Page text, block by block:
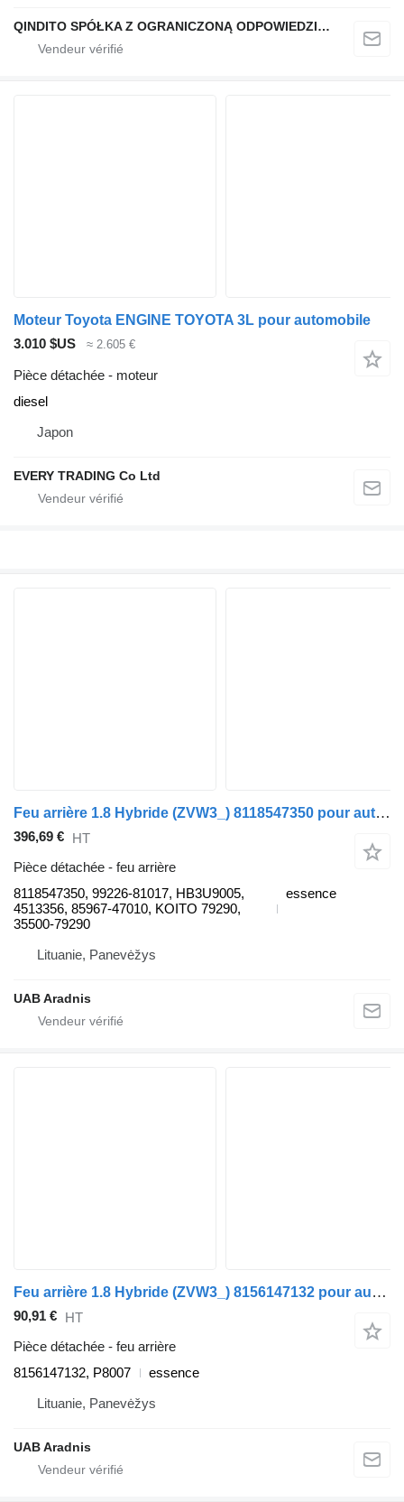
QINDITO SPÓŁKA Z OGRANICZONĄ ODPOWIEDZIALNOŚCIĄ
Moteur Toyota ENGINE TOYOTA 3L pour automobile
3.010 $US
≈ 2.605 €
Pièce détachée - moteur
diesel
Japon
EVERY TRADING Co Ltd
Feu arrière 1.8 Hybride (ZVW3_) 8118547350 pour automobile Toyota PRIUS (_W3_)
396,69 € HT
Pièce détachée - feu arrière
8118547350, 99226-81017, HB3U9005,
4513356, 85967-47010, KOITO 79290,
35500-79290
essence
Lituanie, Panevėžys
UAB Aradnis
Feu arrière 1.8 Hybride (ZVW3_) 8156147132 pour automobile Toyota PRIUS (_W3_)
90,91 € HT
Pièce détachée - feu arrière
8156147132, P8007
essence
Lituanie, Panevėžys
UAB Aradnis